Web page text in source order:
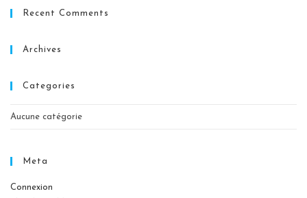
Recent Comments
Archives
Categories
Aucune catégorie
Meta
Connexion